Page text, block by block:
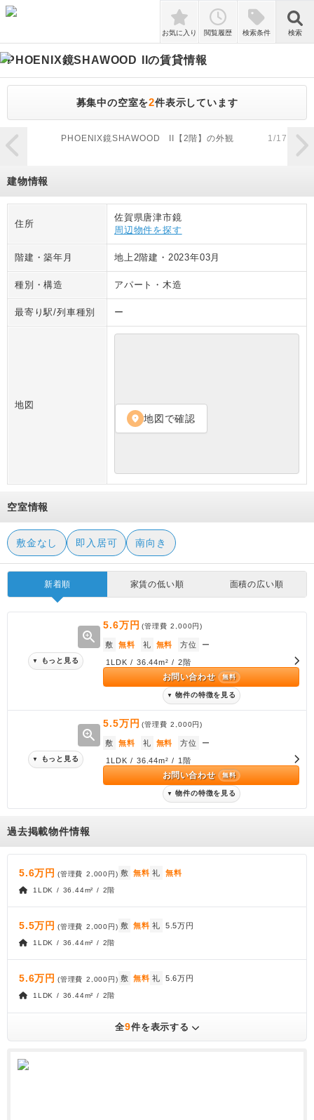
検索
お気に入り 閲覧履歴 検索条件 検索
PHOENIX鏡SHAWOOD IIの賃貸情報
募集中の空室を2件表示しています
zoom_in
PHOENIX鏡SHAWOOD II【2階】の外観 1/17
建物情報
住所
佐賀県唐津市鏡
周辺物件を探す
階建・築年月 地上2階建 ・ 2023年03月
種別・構造 アパート ・ 木造
最寄り駅/列車種別 ー
地図
location_on 地図で確認
空室情報
敷金なし 即入居可 南向き
新着順 家賃の低い順 面積の広い順
zoom_in
▼ もっと見る
5.6万円 (管理費2,000円)
敷 無料 礼 無料 方位 ー
1LDK / 36.44m² / 2階
お問い合わせ 無料
▼ 物件の特徴を見る
zoom_in
▼ もっと見る
5.5万円 (管理費2,000円)
敷 無料 礼 無料 方位 ー
1LDK / 36.44m² / 1階
お問い合わせ 無料
▼ 物件の特徴を見る
過去掲載物件情報
5.6万円 (管理費 2,000円) 敷 無料 礼 無料
1LDK / 36.44m² / 2階
5.5万円 (管理費 2,000円) 敷 無料 礼 5.5万円
1LDK / 36.44m² / 2階
5.6万円 (管理費 2,000円) 敷 無料 礼 5.6万円
1LDK / 36.44m² / 2階
全9件を表示する